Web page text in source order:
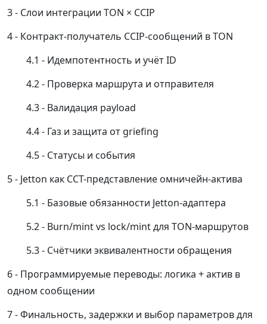
Слои интеграции TON × CCIP
Контракт-получатель CCIP-сообщений в TON
Идемпотентность и учёт ID
Проверка маршрута и отправителя
Валидация payload
Газ и защита от griefing
Статусы и события
Jetton как CCT-представление омничейн-актива
Базовые обязанности Jetton-адаптера
Burn/mint vs lock/mint для TON-маршрутов
Счётчики эквивалентности обращения
Программируемые переводы: логика + актив в
одном сообщении
Финальность, задержки и выбор параметров для